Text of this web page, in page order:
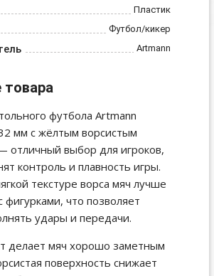
Пластик
Футбол/кикер
Artmann
товара
футбола Artmann
мм с жёлтым ворсистым
отличный выбор для игроков,
контроль и плавность игры.
текстуре ворса мяч лучше
фигурками, что позволяет
удары и передачи.
делает мяч хорошо заметным
поверхность снижает